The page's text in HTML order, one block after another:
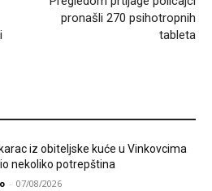
pronašli 270 psihotropnih
tableta
iz obiteljske kuće u Vinkovcima
nekoliko potrepština
- 07/08/2026